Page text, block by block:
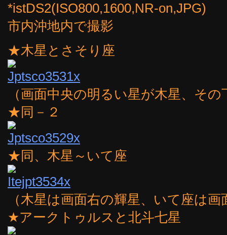
*istDS2(ISO800,1600,NR-on,JPG)
市内沖地内で撮影
★木星とさそり座
（画面中央の明るい星が木星、そ
★同－２
★同、木星～いて座
（木星は画面右の輝星、いて座は画
★アークトゥルスと北斗七星